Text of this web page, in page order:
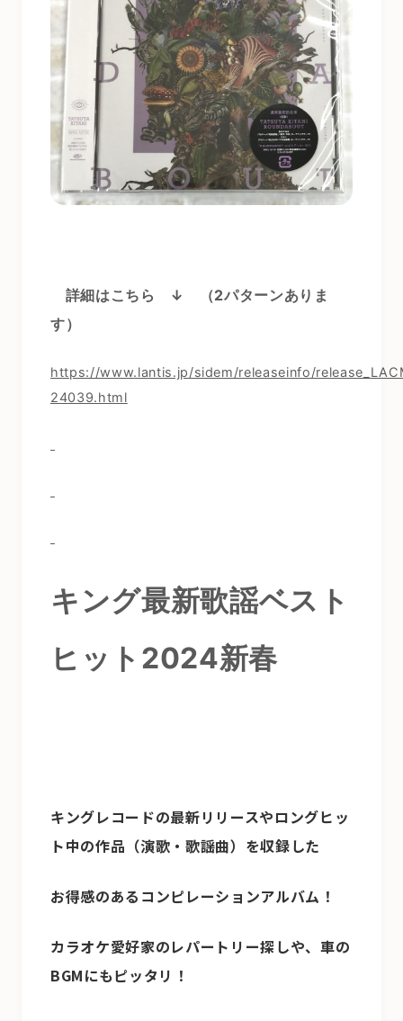
詳細はこちら ↓
（2パターンありま
す）
https://www.lantis.jp/sidem/releaseinfo/
24039.html
キング最新歌謡ベスト
ヒット2024新春
キングレコードの最新リリースやロングヒッ
ト中の作品（演歌・歌謡曲）を収録した
お得感のあるコンピレーションアルバム！
カラオケ愛好家のレパートリー探しや、車の
BGMにもピッタリ！